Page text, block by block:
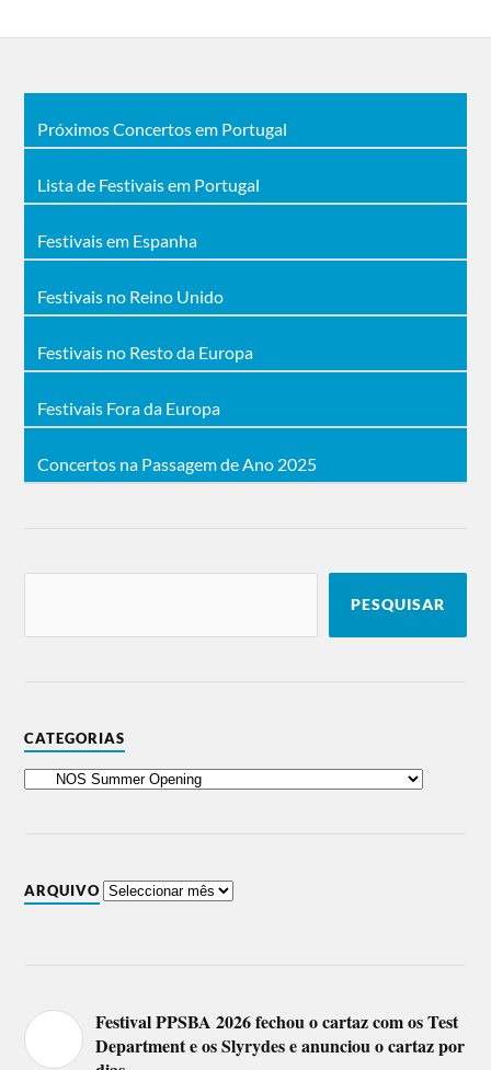
Próximos Concertos em Portugal
Lista de Festivais em Portugal
Festivais em Espanha
Festivais no Reino Unido
Festivais no Resto da Europa
Festivais Fora da Europa
Concertos na Passagem de Ano 2025
PESQUISAR
CATEGORIAS
ARQUIVO
Festival PPSBA 2026 fechou o cartaz com os Test
Department e os Slyrydes e anunciou o cartaz por